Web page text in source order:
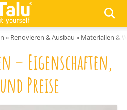
» Renovieren & Ausbau » Materialien &
– Eigenschaften,
Preise